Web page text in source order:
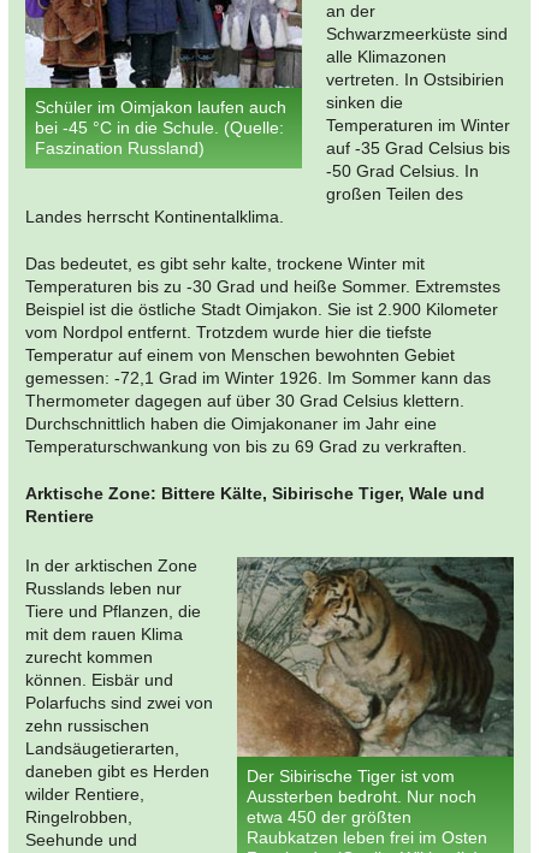
Schüler im Oimjakon laufen auch
bei -45 °C in die Schule. (Quelle:
Faszination Russland)
an der
Schwarzmeerküste sind
alle Klimazonen
vertreten. In Ostsibirien
sinken die
Temperaturen im Winter
auf -35 Grad Celsius bis
-50 Grad Celsius. In
großen Teilen des
Landes herrscht Kontinentalklima.
Das bedeutet, es gibt sehr kalte, trockene Winter mit
Temperaturen bis zu -30 Grad und heiße Sommer. Extremstes
Beispiel ist die östliche Stadt Oimjakon. Sie ist 2.900 Kilometer
vom Nordpol entfernt. Trotzdem wurde hier die tiefste
Temperatur auf einem von Menschen bewohnten Gebiet
gemessen: -72,1 Grad im Winter 1926. Im Sommer kann das
Thermometer dagegen auf über 30 Grad Celsius klettern.
Durchschnittlich haben die Oimjakonaner im Jahr eine
Temperaturschwankung von bis zu 69 Grad zu verkraften.
Arktische Zone: Bittere Kälte, Sibirische Tiger, Wale und
Rentiere
Der Sibirische Tiger ist vom
Aussterben bedroht. Nur noch
etwa 450 der größten
Raubkatzen leben frei im Osten
In der arktischen Zone
Russlands leben nur
Tiere und Pflanzen, die
mit dem rauen Klima
zurecht kommen
können. Eisbär und
Polarfuchs sind zwei von
zehn russischen
Landsäugetierarten,
daneben gibt es Herden
wilder Rentiere,
Ringelrobben,
Seehunde und